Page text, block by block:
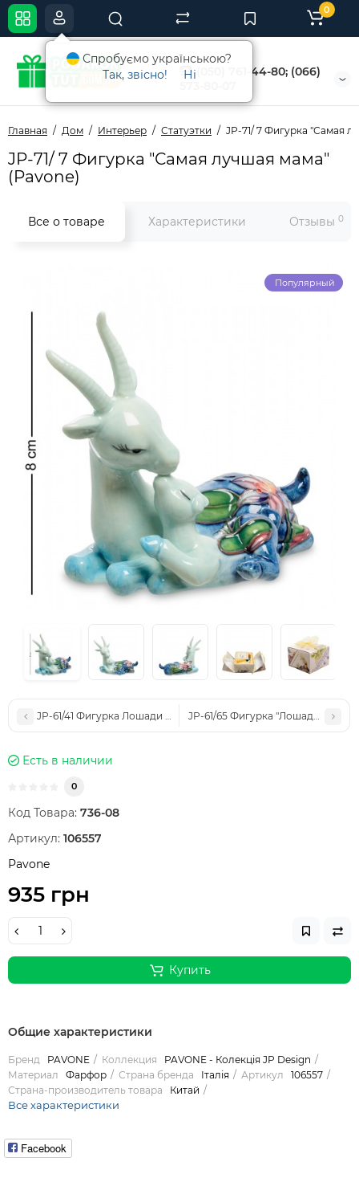
(050) 761-44-80; (066)
0
Главная Дом Интерьер Статуэтки JP-71/ 7 Фигурка "Самая
JP-71/ 7 Фигурка "Самая лучшая мама"
(Pavone)
Все о товаре Характеристики Отзывы 0
Популярный
JP-61/41 Фигурка Лошади "Счастливы вместе" (Pavone)
JP-61/65 Фигурка "Лошадь
Есть в наличии
0
Код Товара: 736-08
Артикул: 106557
Pavone
935 грн
Купить
Общие характеристики
Бренд PAVONE Коллекция
PAVONE - Колекція JP Design
Материал
Фарфор Страна бренда Італія Артикул
106557
Страна-производитель товара
Китай
Все характеристики
Facebook
Спробуємо українською?
Так, звісно!
Ні